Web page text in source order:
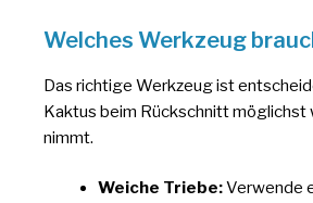
Welches Werkzeug
Das richtige Werkzeug ist
Kaktus beim Rückschnitt möglichst
nimmt.
Weiche Triebe:Verwende